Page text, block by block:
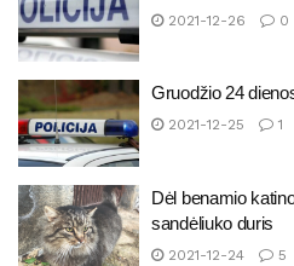
2021-12-26 0
Gruodžio 24
2021-12-25 1
Dėl benamio
sandėliuko duris
2021-12-24 5